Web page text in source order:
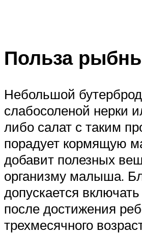
Польза
Небольшой
слабосоленой нерки
либо салат с таким
порадует кормящую
добавит полезных
организму малыша.
допускается
после достижения
трехмесячного